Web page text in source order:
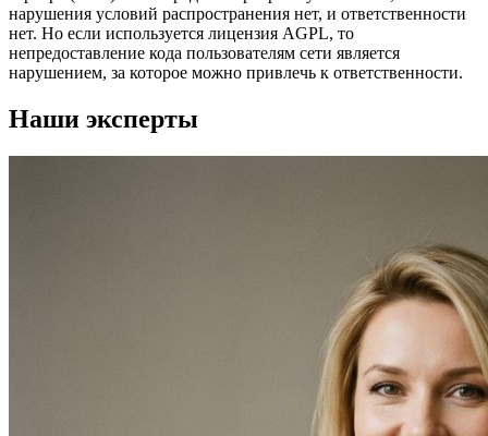
нарушения условий распространения нет, и ответственности
нет. Но если используется лицензия AGPL, то
непредоставление кода пользователям сети является
нарушением, за которое можно привлечь к ответственности.
Наши эксперты